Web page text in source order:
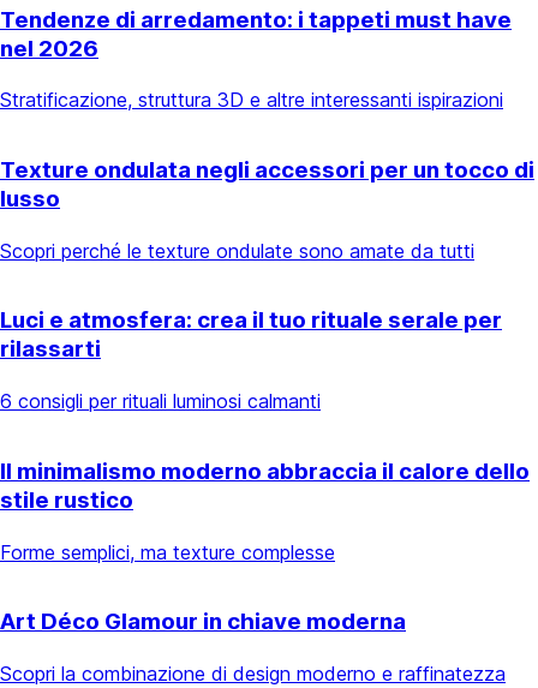
Tendenze di arredamento: i tappeti must have
nel 2026
Stratificazione, struttura 3D e altre interessanti ispirazioni
Texture ondulata negli accessori per un tocco di
lusso
Scopri perché le texture ondulate sono amate da tutti
Luci e atmosfera: crea il tuo rituale serale per
rilassarti
6 consigli per rituali luminosi calmanti
Il minimalismo moderno abbraccia il calore dello
stile rustico
Forme semplici, ma texture complesse
Art Déco Glamour in chiave moderna
Scopri la combinazione di design moderno e raffinatezza